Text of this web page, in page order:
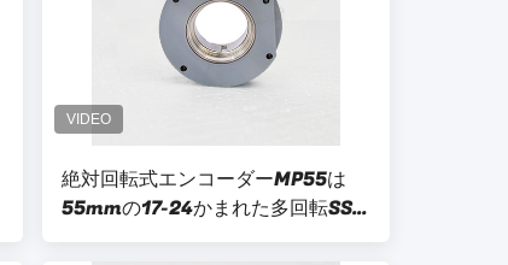
絶対回転式エンコーダーMP55は
55mmの17-24かまれた多回転SSI
IP50の空のエンコーダーを大きさ